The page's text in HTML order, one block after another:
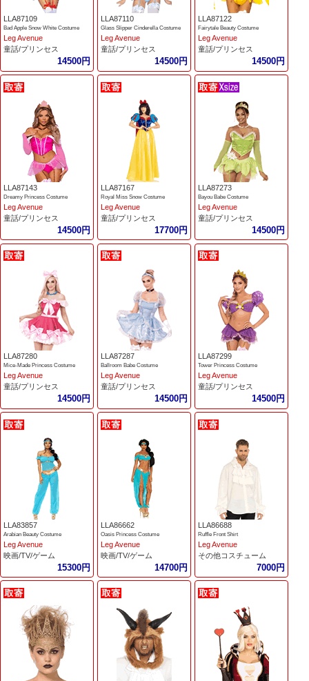
LLA87109
Bad Apple Snow White Costume
Leg Avenue
童話/プリンセス
14500円
LLA87110
Glass Slipper Cinderella Costume
Leg Avenue
童話/プリンセス
14500円
LLA87122
Fairytale Beauty Costume
Leg Avenue
童話/プリンセス
14500円
LLA87143
Dreamy Princess Costume
Leg Avenue
童話/プリンセス
14500円
LLA87167
Royal Miss Snow Costume
Leg Avenue
童話/プリンセス
17700円
LLA87273
Bayou Babe Costume
Leg Avenue
童話/プリンセス
14500円
LLA87280
Mice-Made Princess Costume
Leg Avenue
童話/プリンセス
14500円
LLA87287
Ballroom Babe Costume
Leg Avenue
童話/プリンセス
14500円
LLA87299
Tower Princess Costume
Leg Avenue
童話/プリンセス
14500円
LLA83857
Arabian Beauty Costume
Leg Avenue
映画/TV/ゲーム
15300円
LLA86662
Oasis Princess Costume
Leg Avenue
映画/TV/ゲーム
14700円
LLA86688
Ruffle Front Shirt
Leg Avenue
その他コスチューム
7000円